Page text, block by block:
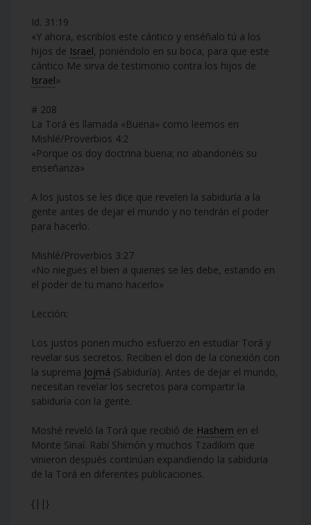
Id. 31:19
«Y ahora, escribíos este cántico y enséñalo tú a los
hijos de Israel, poniéndolo en su boca, para que este
cántico Me sirva de testimonio contra los hijos de
Israel»
# 208
La Torá es llamada «Buena» como leemos en
Mishlé/Proverbios 4:2
«Porque os doy doctrina buena; no abandonéis su
enseñanza»
A los justos se les dice que revelen la sabiduría a la
gente antes de dejar el mundo y no tendrán el poder
para hacerlo.
Mishlé/Proverbios 3:27
«No niegues el bien a quienes se les debe, estando en
el poder de tu mano hacerlo»
Lección:
Los justos ponen mucho esfuerzo en estudiar Torá y
revelar sus secretos. Reciben el don de la conexión con
la suprema Jojmá (Sabiduría). Antes de dejar el mundo,
necesitan revelar los secretos para compartir la
sabiduría con la gente.
Moshé reveló la Torá que recibió de Hashem en el
Monte Sinaí. Rabí Shimón y muchos Tzadikim que
vinieron después continúan expandiendo la sabiduría
de la Torá en diferentes publicaciones.
{||}